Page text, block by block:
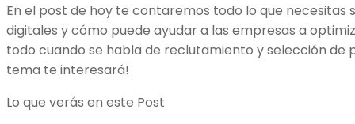
En el post de hoy te contaremos todo lo que
digitales y cómo puede ayudar a las empresas a
todo cuando se habla de reclutamiento y selección de
tema te interesará!
Lo que verás en este Post